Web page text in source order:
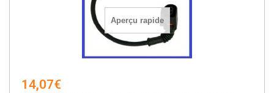
Aperçu rapide
14,07€